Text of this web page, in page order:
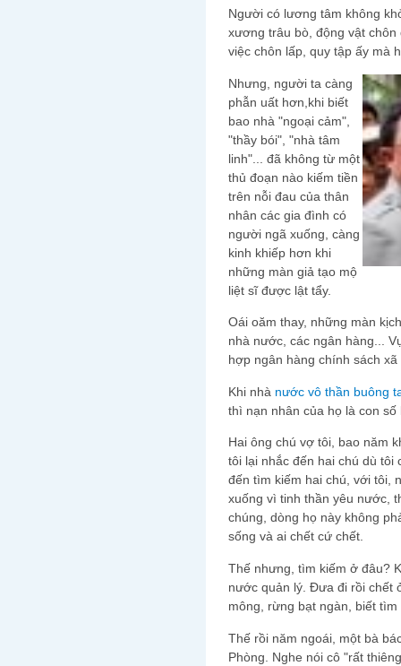
Người có lương tâm không
xương trâu bò, động vật
việc chôn lấp, quy tập ấy mà
Nhưng, người ta càng
phẫn uất hơn,khi biết
bao nhà "ngoại cảm",
"thầy bói", "nhà tâm
linh"... đã không từ một
thủ đoạn nào kiếm tiền
trên nỗi đau của thân
nhân các gia đình có
người ngã xuống, càng
kinh khiếp hơn khi
những màn giả tạo mộ
liệt sĩ được lật tẩy.
Oái oăm thay, những màn
nhà nước, các ngân hàng...
hợp ngân hàng chính sách
Khi nhà nước vô thần buông
thì nạn nhân của họ là con số
Hai ông chú vợ tôi, bao năm
tôi lại nhắc đến hai chú dù tôi
đến tìm kiếm hai chú, với tôi,
xuống vì tinh thần yêu nước,
chúng, dòng họ này không
sống và ai chết cứ chết.
Thế nhưng, tìm kiếm ở đâu?
nước quản lý. Đưa đi rồi chết
mông, rừng bạt ngàn, biết
Thế rồi năm ngoái, một bà
Phòng. Nghe nói cô "rất